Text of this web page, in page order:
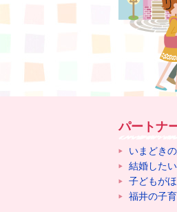
パートナ
いまどき
結婚したい
子どもが
福井の子